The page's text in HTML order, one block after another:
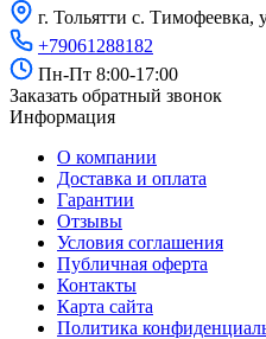
г. Тольятти с. Тимофеевка,
+79061288182
Пн-Пт 8:00-17:00
Заказать обратный звонок
Информация
О компании
Доставка и оплата
Гарантии
Отзывы
Условия соглашения
Публичная оферта
Контакты
Карта сайта
Политика